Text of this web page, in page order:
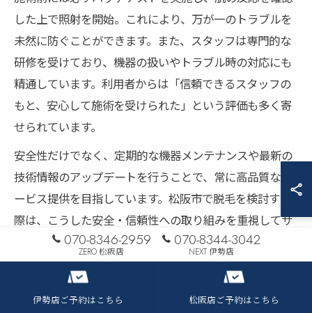
した上で照射を開始。これにより、万が一のトラブルを
未然に防ぐことができます。また、スタッフは専門的な
研修を受けており、機器の扱いやトラブル時の対応にも
精通しています。利用者からは「信頼できるスタッフの
もと、安心して施術を受けられた」という評価も多く寄
せられています。
安全性だけでなく、定期的な機器メンテナンスや最新の
技術情報のアップデートを行うことで、常に高品質なサ
ービス提供を目指しています。松阪市で脱毛を検討する
際は、こうした安全・信頼性への取り組みを重視してサ
ロンを選ぶことが大切です。
痛みが少ない脱毛で快適な施術体験
痛みの少ない脱毛は、施術を続けるうえで重要なポイン
070-8346-2959
ZERO 松阪店
070-8344-3042
NEXT 伊勢店
伊勢店ご予約はこちら 松阪店ご予約はこちら